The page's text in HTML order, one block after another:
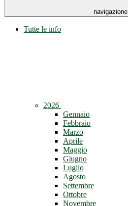
navigazione
Tutte le info
2026
Gennaio
Febbraio
Marzo
Aprile
Maggio
Giugno
Luglio
Agosto
Settembre
Ottobre
Novembre